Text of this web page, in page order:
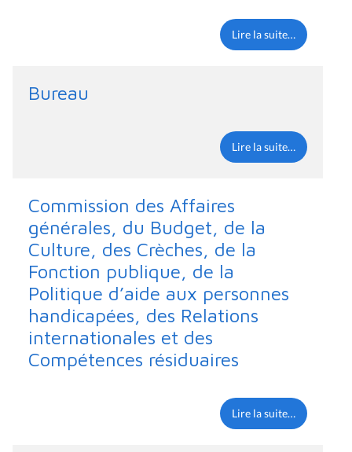
Lire la suite…
Bureau
Lire la suite…
Commission des Affaires
générales, du Budget, de la
Culture, des Crèches, de la
Fonction publique, de la
Politique d’aide aux personnes
handicapées, des Relations
internationales et des
Compétences résiduaires
Lire la suite…